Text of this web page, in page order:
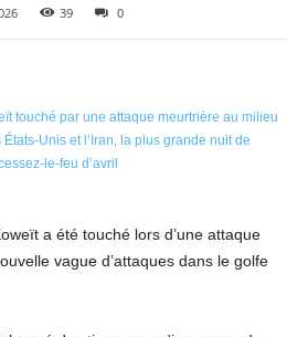
39 0
a été touché lors d’une attaque
vague d’attaques dans le golfe